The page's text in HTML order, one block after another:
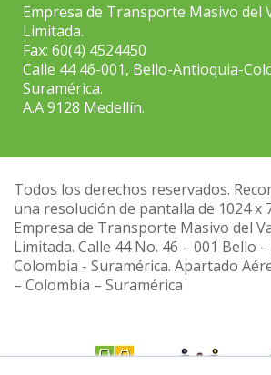
Empresa de Transporte Masivo del
Limitada.
Fax: 60(4) 4524450
Calle 44 46-001, Bello-Antioquia-
Suramérica.
A.A 9128 Medellín.
Todos los derechos reservados.
una resolución de pantalla de 1024 x
Empresa de Transporte Masivo del
Limitada. Calle 44 No. 46 – 001 Bello
Colombia - Suramérica. Apartado
– Colombia – Suramérica